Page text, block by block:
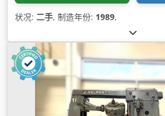
状况: 二手, 制造年份: 1989,